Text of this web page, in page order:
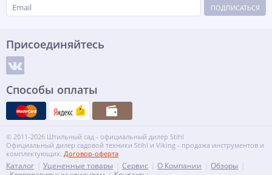
ПОДПИСАТЬСЯ
Присоединяйтесь
Способы оплаты
© 2011-2026 Штильный сад - официальный дилер Stihl
Официальный дилер садовой техники Stihl и Viking - продажа инструментов и
комплектующих. Договор-оферта
Каталог Уцененные товары Сервис О Компании
Обзоры